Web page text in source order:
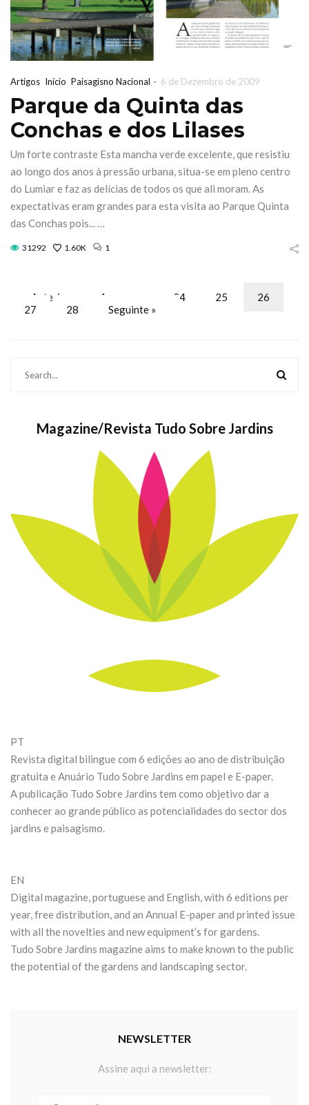
Artigos Início Paisagisno Nacional - 6 de Dezembro de 2009
Parque da Quinta das
Conchas e dos Lilases
Um forte contraste Esta mancha verde excelente, que resistiu
ao longo dos anos à pressão urbana, situa-se em pleno centro
do Lumiar e faz as delícias de todos os que ali moram. As
expectativas eram grandes para esta visita ao Parque Quinta
das Conchas pois... …
31292 1.60K 1
« Anterior 1 24 25
26
27
28 Seguinte »
Magazine/Revista Tudo Sobre Jardins
PT
Revista digital bilingue com 6 edições ao ano de distribuição
gratuita e Anuário Tudo Sobre Jardins em papel e E-paper.
A publicação Tudo Sobre Jardins tem como objetivo dar a
conhecer ao grande público as potencialidades do sector dos
jardins e paisagismo.
EN
Digital magazine, portuguese and English, with 6 editions per
year, free distribution, and an Annual E-paper and printed issue
with all the novelties and new equipment’s for gardens.
Tudo Sobre Jardins magazine aims to make known to the public
the potential of the gardens and landscaping sector.
NEWSLETTER
Assine aqui a newsletter: